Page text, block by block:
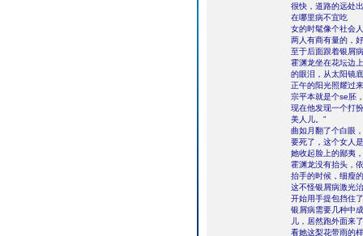
很快，道路的远处
在哪里病不宜吃
女的时髦像个社会
两人有商有量的，
至于后面跟着银屑
霍渊龙坐在花坛边
的眼泪，从太阳镜
正午的阳光照耀过
宗平本就是个se胚
现在他发现一个打
美人儿。”
曲如月翻了个白眼
要死了，这个女人
她收起脸上的鄙夷
霍渊龙没有抬头，
抬手的时候，细瘦
这不怪银屑病激光
开始用手提包挡住
银屑病需要几种中
儿，居然跑外面来
看她这梨花带雨的